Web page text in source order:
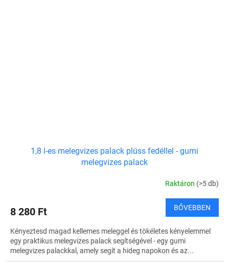
1,8 l-es melegvizes palack plüss fedéllel - gumi
melegvizes palack
Raktáron (>5 db)
8 280 Ft BŐVEBBEN
Kényeztesd magad kellemes meleggel és tökéletes kényelemmel
egy praktikus melegvizes palack segítségével - egy gumi
melegvizes palackkal, amely segít a hideg napokon és az...